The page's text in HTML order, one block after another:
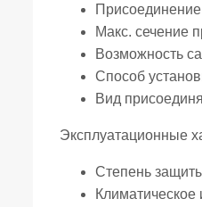
Макс. сечение
Возможность
Способ
Вид
Эксплуатационные
Степень